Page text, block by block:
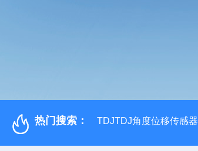
热门搜索： TDJTDJ角度位移传感器